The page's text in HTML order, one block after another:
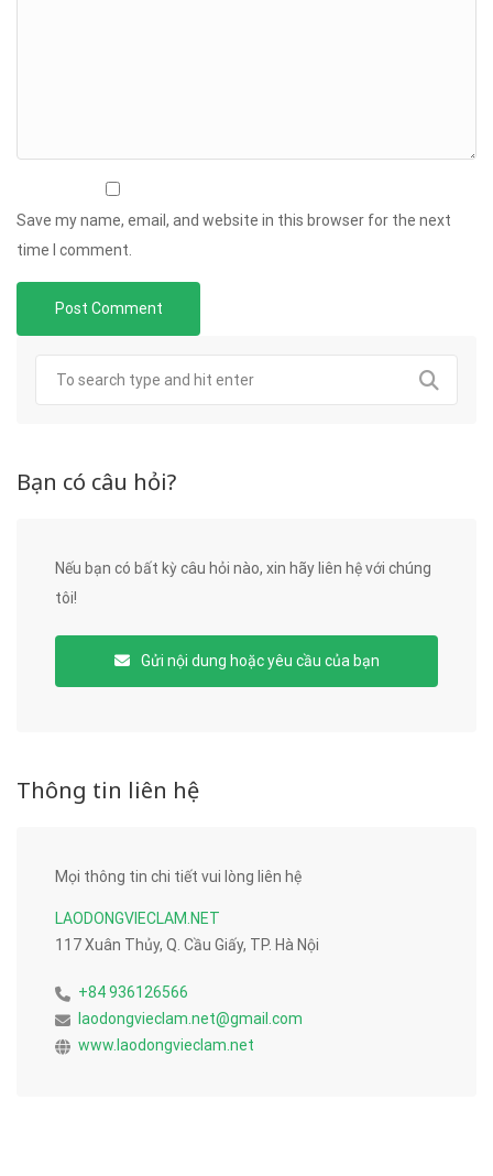
Save my name, email, and website in this browser for the next
time I comment.
Bạn có câu hỏi?
Nếu bạn có bất kỳ câu hỏi nào, xin hãy liên hệ với chúng
tôi!
Gửi nội dung hoặc yêu cầu của bạn
Thông tin liên hệ
Mọi thông tin chi tiết vui lòng liên hệ
LAODONGVIECLAM.NET
117 Xuân Thủy, Q. Cầu Giấy, TP. Hà Nội
+84 936126566
laodongvieclam.net@gmail.com
www.laodongvieclam.net